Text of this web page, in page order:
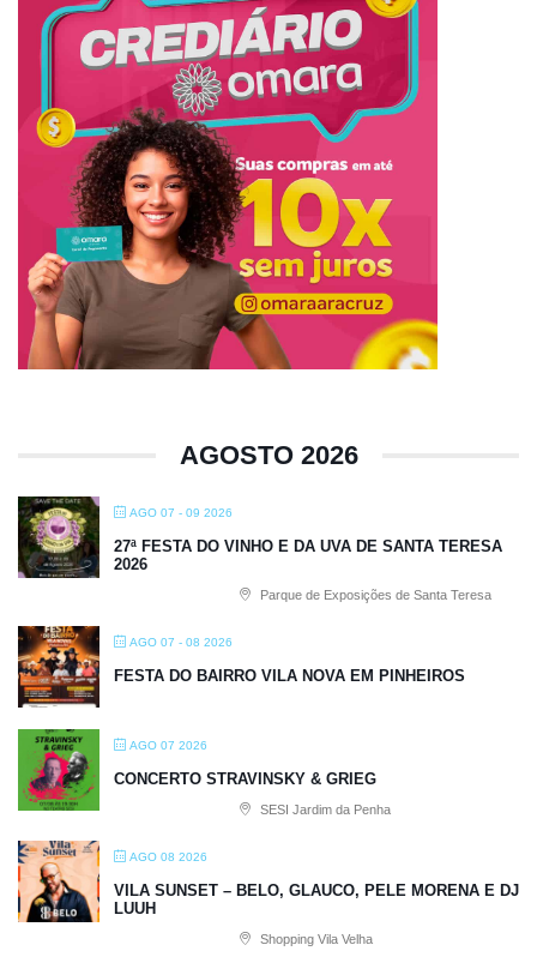
AGOSTO 2026
AGO 07 - 09 2026
27ª FESTA DO VINHO E DA UVA DE SANTA TERESA
2026
Parque de Exposições de Santa Teresa
AGO 07 - 08 2026
FESTA DO BAIRRO VILA NOVA EM PINHEIROS
AGO 07 2026
CONCERTO STRAVINSKY & GRIEG
SESI Jardim da Penha
AGO 08 2026
VILA SUNSET – BELO, GLAUCO, PELE MORENA E DJ
LUUH
Shopping Vila Velha